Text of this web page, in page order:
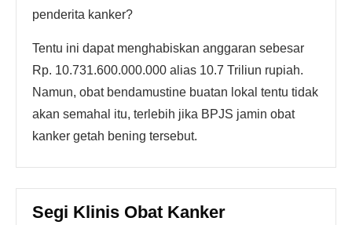
penderita kanker?
Tentu ini dapat menghabiskan anggaran sebesar
Rp. 10.731.600.000.000 alias 10.7 Triliun rupiah.
Namun, obat bendamustine buatan lokal tentu tidak
akan semahal itu, terlebih jika BPJS jamin obat
kanker getah bening tersebut.
Segi Klinis Obat Kanker